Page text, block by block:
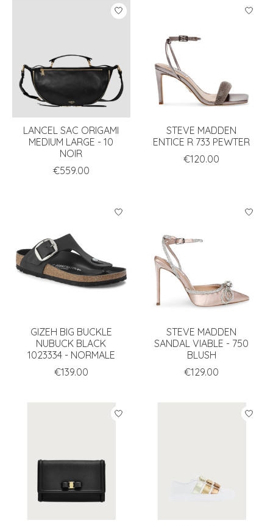
LANCEL SAC ORIGAMI
MEDIUM LARGE - 10
NOIR
€559.00
STEVE MADDEN
ENTICE R 733 PEWTER
€120.00
GIZEH BIG BUCKLE
NUBUCK BLACK
1023334 - NORMALE
€139.00
STEVE MADDEN
SANDAL VIABLE - 750
BLUSH
€129.00